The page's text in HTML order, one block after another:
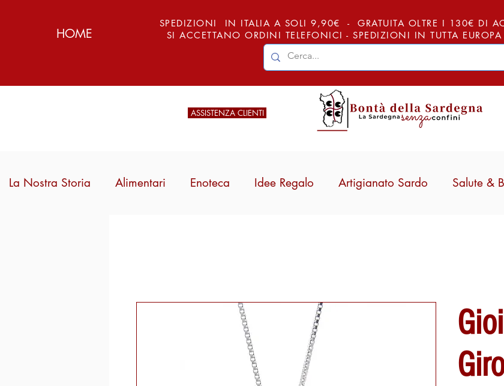
HOME
SPEDIZIONI IN ITALIA A SOLI 9,90€ - GRATUITA OLTRE I 130€ DI
SI ACCETTANO ORDINI TELEFONICI - SPEDIZIONI IN TUTTA
ASSISTENZA CLIENTI
La Nostra Storia Alimentari Enoteca Idee Regalo Artigianato Sardo Salute &